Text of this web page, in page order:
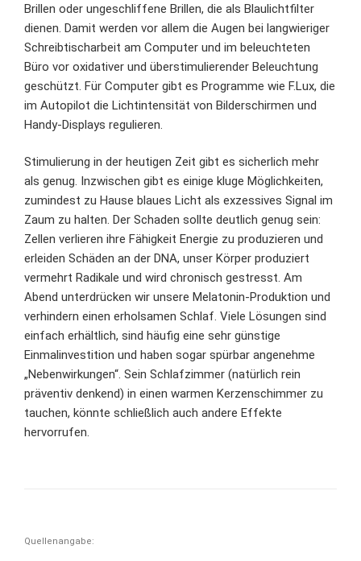
Brillen oder ungeschliffene Brillen, die als Blaulichtfilter
dienen. Damit werden vor allem die Augen bei langwieriger
Schreibtischarbeit am Computer und im beleuchteten
Büro vor oxidativer und überstimulierender Beleuchtung
geschützt. Für Computer gibt es Programme wie F.Lux, die
im Autopilot die Lichtintensität von Bilderschirmen und
Handy-Displays regulieren.
Stimulierung in der heutigen Zeit gibt es sicherlich mehr
als genug. Inzwischen gibt es einige kluge Möglichkeiten,
zumindest zu Hause blaues Licht als exzessives Signal im
Zaum zu halten. Der Schaden sollte deutlich genug sein:
Zellen verlieren ihre Fähigkeit Energie zu produzieren und
erleiden Schäden an der DNA, unser Körper produziert
vermehrt Radikale und wird chronisch gestresst. Am
Abend unterdrücken wir unsere Melatonin-Produktion und
verhindern einen erholsamen Schlaf. Viele Lösungen sind
einfach erhältlich, sind häufig eine sehr günstige
Einmalinvestition und haben sogar spürbar angenehme
„Nebenwirkungen“. Sein Schlafzimmer (natürlich rein
präventiv denkend) in einen warmen Kerzenschimmer zu
tauchen, könnte schließlich auch andere Effekte
hervorrufen.
Quellenangabe: